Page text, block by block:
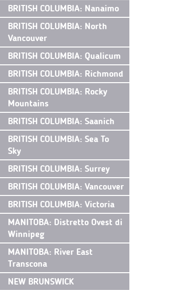
BRITISH COLUMBIA: Nanaimo
BRITISH COLUMBIA: North
Vancouver
BRITISH COLUMBIA: Qualicum
BRITISH COLUMBIA: Richmond
BRITISH COLUMBIA: Rocky
Mountains
BRITISH COLUMBIA: Saanich
BRITISH COLUMBIA: Sea To
Sky
BRITISH COLUMBIA: Surrey
BRITISH COLUMBIA: Vancouver
BRITISH COLUMBIA: Victoria
MANITOBA: Distretto Ovest di
Winnipeg
MANITOBA: River East
Transcona
NEW BRUNSWICK